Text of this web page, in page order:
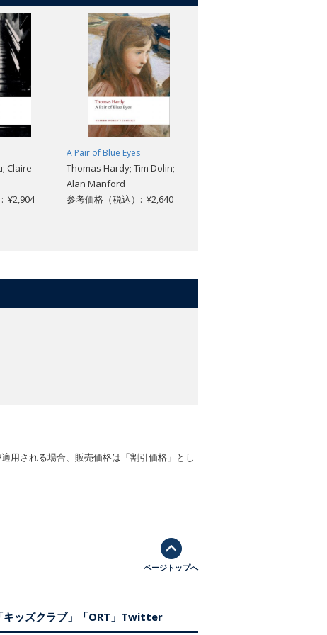
Claire
¥2,904
A Pair of Blue Eyes
Thomas Hardy; Tim Dolin;
Alan Manford
参考価格（税込）: ¥2,640
用される場合、販売価格は「割引価格」とし
ページトップへ
「キッズクラブ」「ORT」Twitter